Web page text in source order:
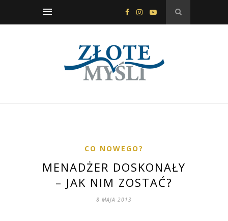
CO NOWEGO?
MENADŻER DOSKONAŁY
– JAK NIM ZOSTAĆ?
8 MAJA 2013